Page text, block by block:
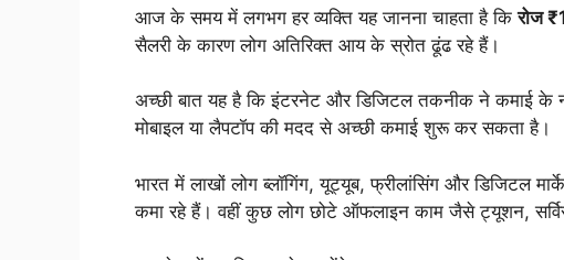
आज के समय में लगभग हर व्यक्ति यह जानना चाहता है किरोज
सैलरी के कारण लोग अतिरिक्त आय के स्रोत ढूंढ रहे हैं।
अच्छी बात यह है कि इंटरनेट और डिजिटल तकनीक ने कमाई के
मोबाइल या लैपटॉप की मदद से अच्छी कमाई शुरू कर सकता है।
भारत में लाखों लोग ब्लॉगिंग, यूट्यूब, फ्रीलांसिंग और डिजिटल
कमा रहे हैं। वहीं कुछ लोग छोटे ऑफलाइन काम जैसे ट्यूशन,